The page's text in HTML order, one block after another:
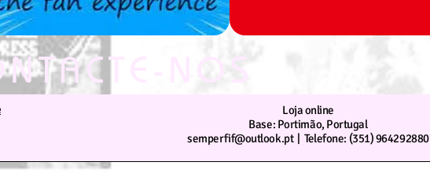
NOS
Loja online
Base: Portimão, Portugal
semperfif@outlook.pt | Telefone: (351) 964292880